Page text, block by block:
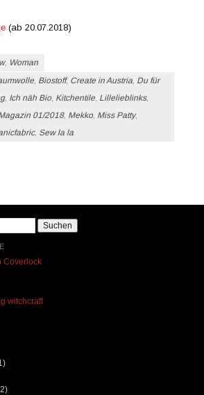
(ab 20.07.2018)
, Woman
, Biostoff, Create in Austria, Du für
, Ich näh Bio, Kitchentile, Lillelieblinks,
01/2018, Mekko, Miss Patty,
, Sew la la
Coverlock
witchcraft